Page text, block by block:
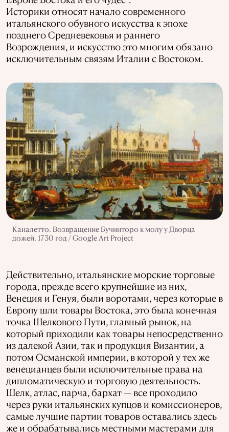
Историки относят начало современного
итальянского обувного искусства к эпохе
позднего Средневековья и раннего
Возрождения, и искусство это многим обязано
исключительным связям Италии с Востоком.
Каналетто. Возвращение Бучинторо к молу у Дворца
дожей. 1730 год / Google Art Project
Действительно, итальянские морские торговые
города, прежде всего крупнейшие из них,
Венеция и Генуя, были воротами, через которые в
Европу шли товары Востока, это была конечная
точка Шелкового Пути, главный рынок, на
который приходили как товары непосредственно
из далекой Азии, так и продукция Византии, а
потом Османской империи, в которой у тех же
венецианцев были исключительные права на
дипломатическую и торговую деятельность.
Шелк, атлас, парча, бархат — все проходило
через руки итальянских купцов и комиссионеров,
самые лучшие партии товаров оставались здесь
же и обрабатывались местными мастерами для